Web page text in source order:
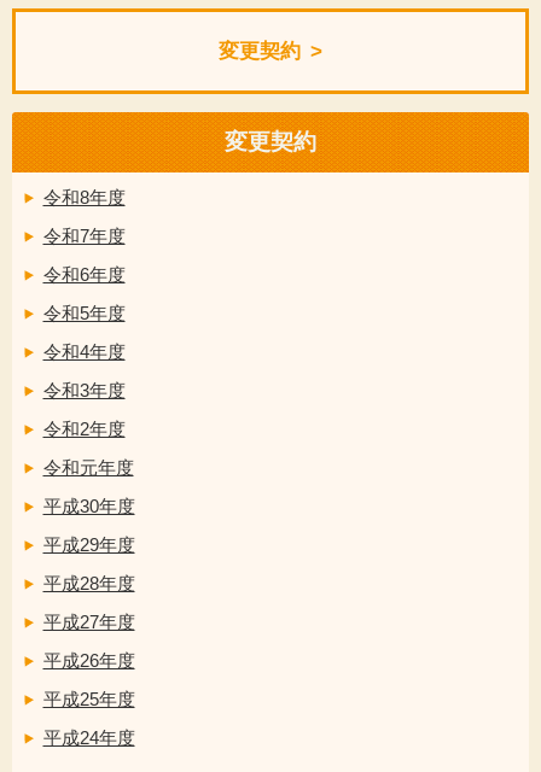
変更契約
変更契約
令和8年度
令和7年度
令和6年度
令和5年度
令和4年度
令和3年度
令和2年度
令和元年度
平成30年度
平成29年度
平成28年度
平成27年度
平成26年度
平成25年度
平成24年度